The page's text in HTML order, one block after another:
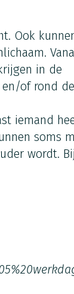
Ook
in de
of rond
iemand
soms
wordt.